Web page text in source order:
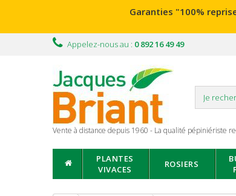
Garanties "100%
Appelez-nous au : 0 892 16 49 49
Vente à distance depuis 1960 - La qualité pépiniériste
PLANTES
VIVACES
ROSIERS